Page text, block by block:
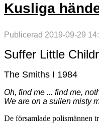
Kusliga
Publicerad 2019-09-29
Suffer Little
The Smiths I 1984
Oh, find me ... find me,
We are on a sullen misty
De församlade polismännen